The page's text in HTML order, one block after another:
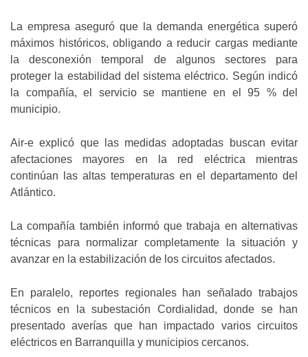
La empresa aseguró que la demanda energética superó
máximos históricos, obligando a reducir cargas mediante
la desconexión temporal de algunos sectores para
proteger la estabilidad del sistema eléctrico. Según indicó
la compañía, el servicio se mantiene en el 95 % del
municipio.
Air-e explicó que las medidas adoptadas buscan evitar
afectaciones mayores en la red eléctrica mientras
continúan las altas temperaturas en el departamento del
Atlántico.
La compañía también informó que trabaja en alternativas
técnicas para normalizar completamente la situación y
avanzar en la estabilización de los circuitos afectados.
En paralelo, reportes regionales han señalado trabajos
técnicos en la subestación Cordialidad, donde se han
presentado averías que han impactado varios circuitos
eléctricos en Barranquilla y municipios cercanos.